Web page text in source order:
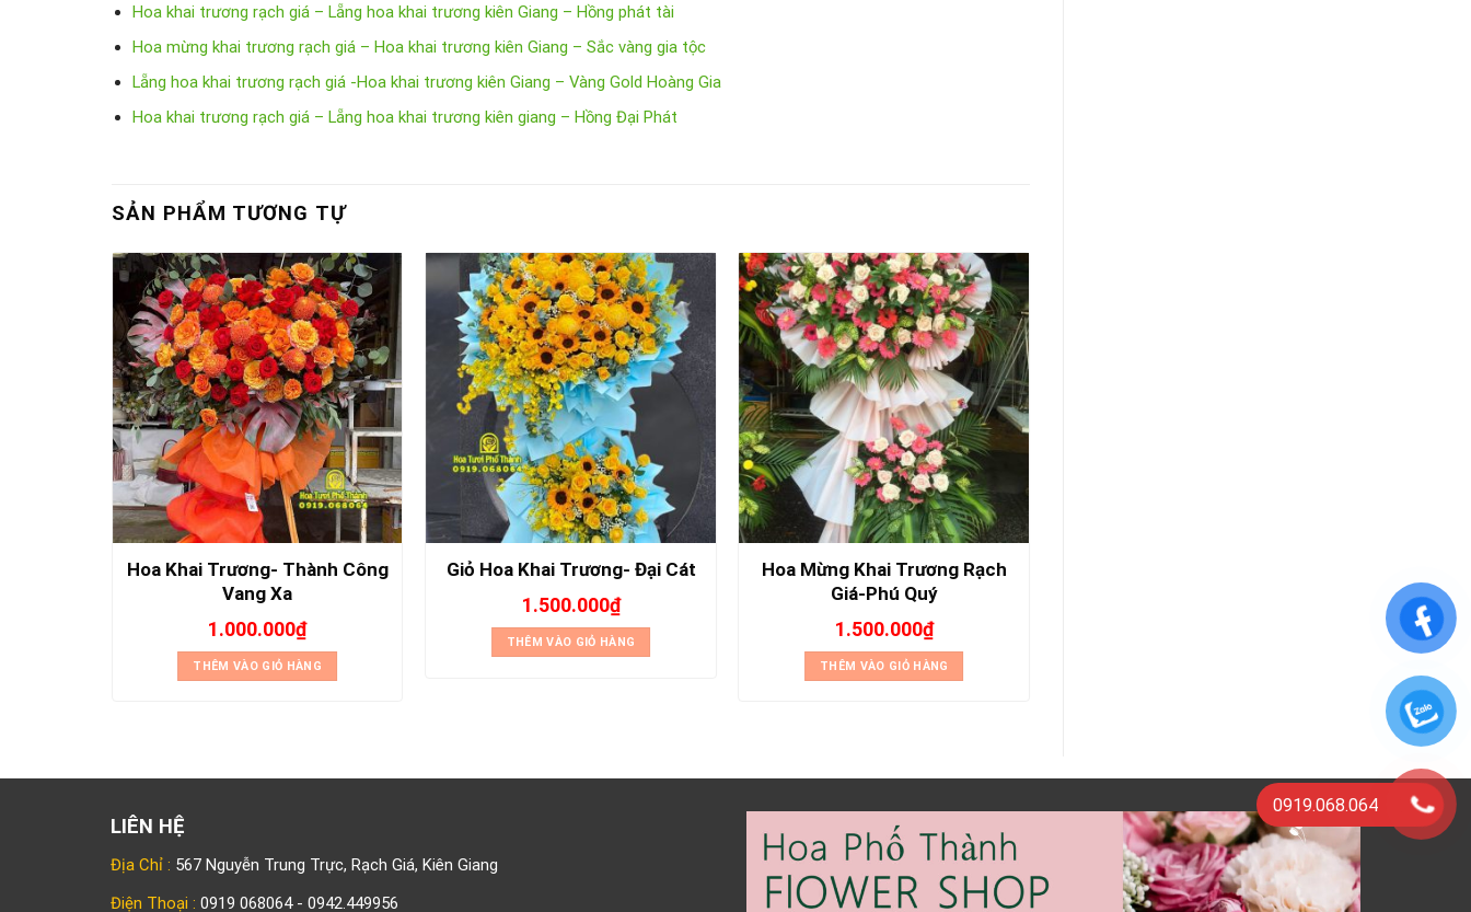
Hoa khai trương rạch giá – Lẵng hoa khai trương kiên Giang – Hồng phát tài
Hoa mừng khai trương rạch giá – Hoa khai trương kiên Giang – Sắc vàng gia tộc
Lẵng hoa khai trương rạch giá -Hoa khai trương kiên Giang – Vàng Gold Hoàng Gia
Hoa khai trương rạch giá – Lẵng hoa khai trương kiên giang – Hồng Đại Phát
SẢN PHẨM TƯƠNG TỰ
Hoa Khai Trương- Thành Công
Vang Xa
1.000.000₫
THÊM VÀO GIỎ HÀNG
Giỏ Hoa Khai Trương- Đại Cát
1.500.000₫
THÊM VÀO GIỎ HÀNG
Hoa Mừng Khai Trương Rạch
Giá-Phú Quý
1.500.000₫
THÊM VÀO GIỎ HÀNG
LIÊN HỆ
Địa Chỉ : 567 Nguyễn Trung Trực, Rạch Giá, Kiên Giang
Điện Thoại : 0919 068064 - 0942.449956
0919.068.064